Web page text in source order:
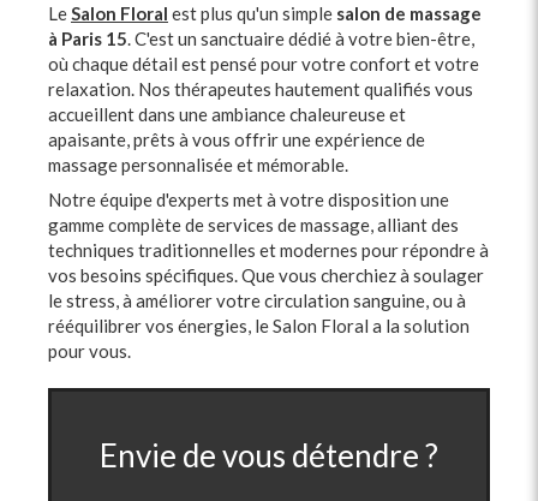
Le Salon Floral est plus qu'un simple salon de massage
à Paris 15 . C'est un sanctuaire dédié à votre bien-être,
où chaque détail est pensé pour votre confort et votre
relaxation. Nos thérapeutes hautement qualifiés vous
accueillent dans une ambiance chaleureuse et
apaisante, prêts à vous offrir une expérience de
massage personnalisée et mémorable.
Notre équipe d'experts met à votre disposition une
gamme complète de services de massage, alliant des
techniques traditionnelles et modernes pour répondre à
vos besoins spécifiques. Que vous cherchiez à soulager
le stress, à améliorer votre circulation sanguine, ou à
rééquilibrer vos énergies, le Salon Floral a la solution
pour vous.
Envie de vous détendre ?